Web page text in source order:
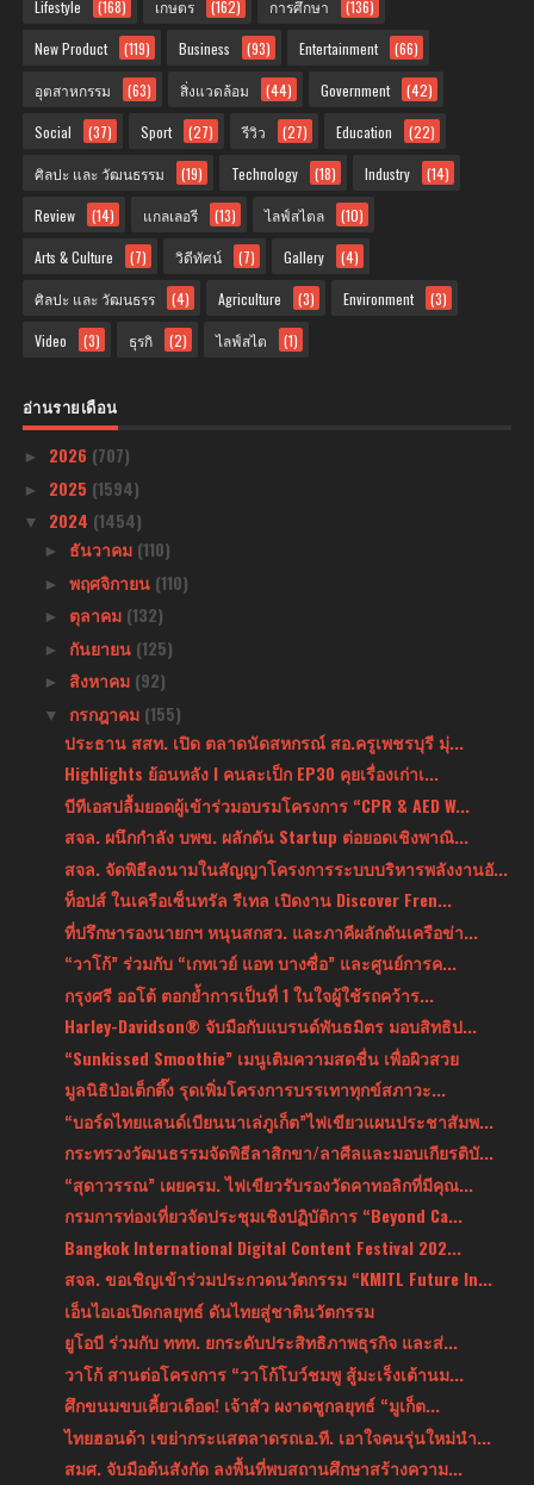
Lifestyle (168) เกษตร (162) การศึกษา (136)
New Product (119) Business (93) Entertainment (66)
อุตสาหกรรม (63) สิ่งแวดล้อม (44) Government (42)
Social (37) Sport (27) รีวิว (27) Education (22)
ศิลปะ และ วัฒนธรรม (19) Technology (18) Industry (14)
Review (14) แกลเลอรี (13) ไลฟ์สไตล (10)
Arts & Culture (7) วิดีทัศน์ (7) Gallery (4)
ศิลปะ และ วัฒนธรร (4) Agriculture (3) Environment (3)
Video (3) ธุรกิ (2) ไลฟ์สไต (1)
อ่านรายเดือน
► 2026 (707)
► 2025 (1594)
▼ 2024 (1454)
► ธันวาคม (110)
► พฤศจิกายน (110)
► ตุลาคม (132)
► กันยายน (125)
► สิงหาคม (92)
▼ กรกฎาคม (155)
ประธาน สสท. เปิด ตลาดนัดสหกรณ์ สอ.ครูเพชรบุรี มุ่...
Highlights ย้อนหลัง l คนละเป็ก EP30 คุยเรื่องเก่าเ...
บีทีเอสปลื้มยอดผู้เข้าร่วมอบรมโครงการ “CPR & AED W...
สจล. ผนึกกำลัง บพข. ผลักดัน Startup ต่อยอดเชิงพาณิ...
สจล. จัดพิธีลงนามในสัญญาโครงการระบบบริหารพลังงานอั...
ท็อปส์ ในเครือเซ็นทรัล รีเทล เปิดงาน Discover Fren...
ที่ปรึกษารองนายกฯ หนุนสกสว. และภาคีผลักดันเครือข่า...
“วาโก้” ร่วมกับ “เกทเวย์ แอท บางซื่อ” และศูนย์การค...
กรุงศรี ออโต้ ตอกย้ำการเป็นที่ 1 ในใจผู้ใช้รถคว้าร...
Harley-Davidson® จับมือกับแบรนด์พันธมิตร มอบสิทธิป...
“Sunkissed Smoothie” เมนูเติมความสดชื่น เพื่อผิวสวย
มูลนิธิป่อเต็กตึ๊ง รุดเพิ่มโครงการบรรเทาทุกข์สภาวะ...
“บอร์ดไทยแลนด์เบียนนาเล่ภูเก็ต”ไฟเขียวแผนประชาสัมพ...
กระทรวงวัฒนธรรมจัดพิธีลาสิกขา/ลาศีลและมอบเกียรติบั...
“สุดาวรรณ” เผยครม. ไฟเขียวรับรองวัดคาทอลิกที่มีคุณ...
กรมการท่องเที่ยวจัดประชุมเชิงปฏิบัติการ “Beyond Ca...
Bangkok International Digital Content Festival 202...
สจล. ขอเชิญเข้าร่วมประกวดนวัตกรรม “KMITL Future In...
เอ็นไอเอเปิดกลยุทธ์ ดันไทยสู่ชาตินวัตกรรม
ยูโอบี ร่วมกับ ททท. ยกระดับประสิทธิภาพธุรกิจ และส่...
วาโก้ สานต่อโครงการ “วาโก้โบว์ชมพู สู้มะเร็งเต้านม...
ศึกขนมขบเคี้ยวเดือด! เจ้าสัว ผงาดชูกลยุทธ์ “มูเก็ต...
ไทยฮอนด้า เขย่ากระแสตลาดรถเอ.ที. เอาใจคนรุ่นใหม่นำ...
สมศ. จับมือต้นสังกัด ลงพื้นที่พบสถานศึกษาสร้างความ...